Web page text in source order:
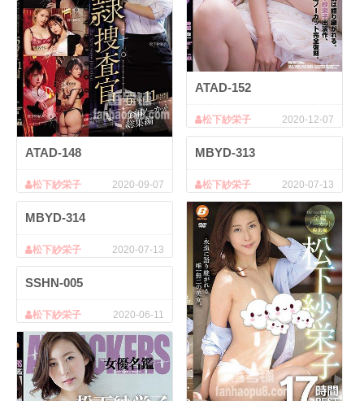
ATAD-152
2020-12-07
松下紗栄子
ATAD-148
2020-09-07
松下紗栄子
MBYD-313
2020-07-13
松下紗栄子
MBYD-314
2020-07-13
松下紗栄子
SSHN-005
2020-06-11
松下紗栄子